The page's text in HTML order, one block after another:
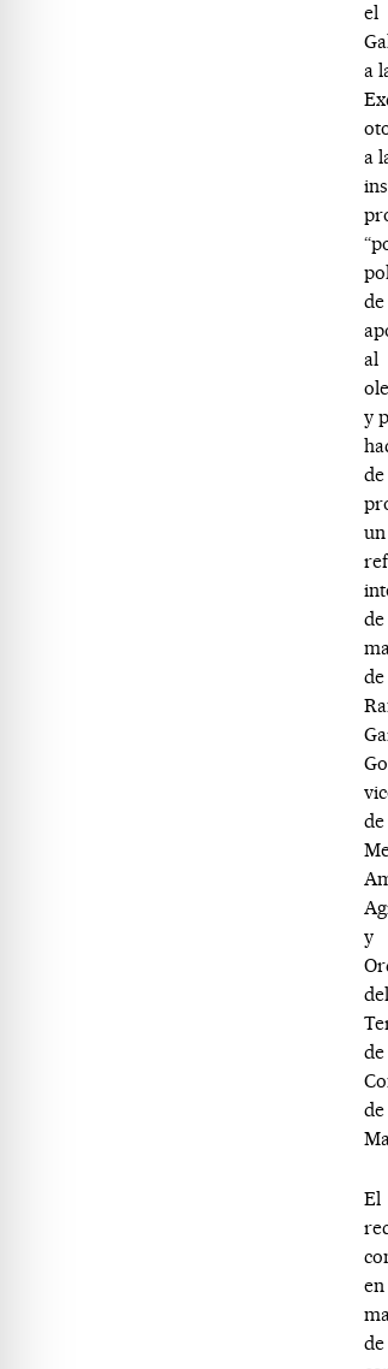
el
a
a
de
al
y
un
de
de
de
y
del
de
El
de